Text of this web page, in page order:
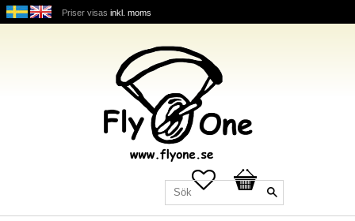
Priser visas inkl. moms
Favoriter
Kundvagn